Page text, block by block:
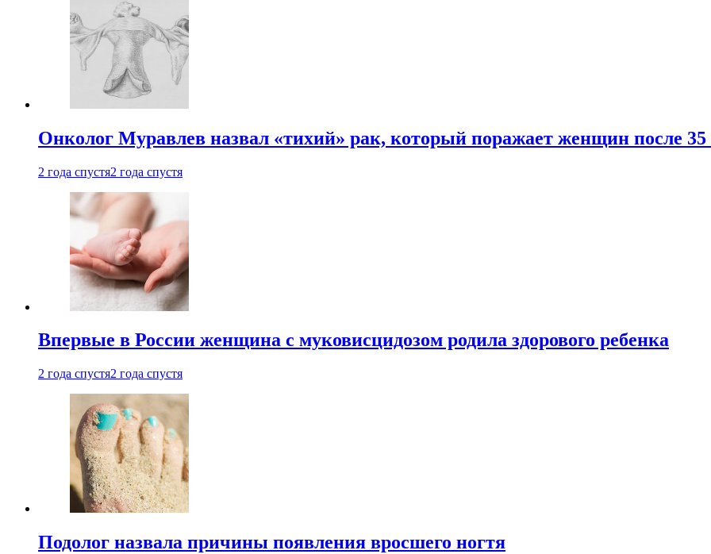
Онколог Муравлев назвал «тихий» рак, который поражает женщин после 35
2 года спустя2 года спустя
Впервые в России женщина с муковисцидозом родила здорового ребенка
2 года спустя2 года спустя
Подолог назвала причины появления вросшего ногтя